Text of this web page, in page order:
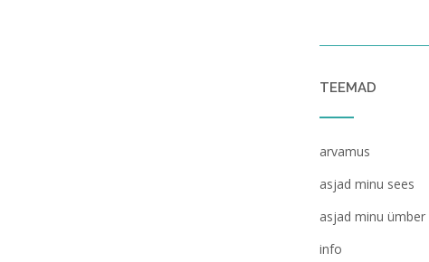
TEEMAD
arvamus
asjad minu sees
asjad minu ümber
info